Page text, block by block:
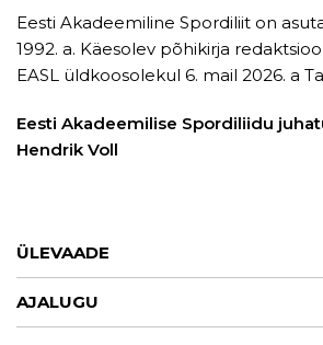
ÜLEVAADE
AJALUGU
Eesti Akadeemiline Spordiliit on
1992. a. Käesolev põhikirja
EASL üldkoosolekul 6. mail 2026. a
Eesti Akadeemilise Spordiliidu
Hendrik Voll